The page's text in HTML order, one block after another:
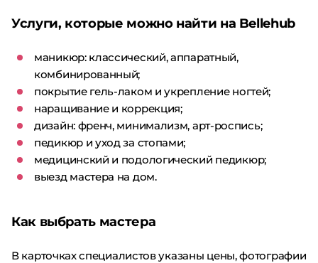
Услуги, которые можно найти на Bellehub
маникюр: классический, аппаратный,
комбинированный;
покрытие гель-лаком и укрепление ногтей;
наращивание и коррекция;
дизайн: френч, минимализм, арт-роспись;
педикюр и уход за стопами;
медицинский и подологический педикюр;
выезд мастера на дом.
Как выбрать мастера
В карточках специалистов указаны цены, фотографии